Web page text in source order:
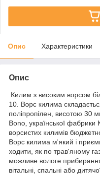
Опис Характеристики
Опис
Килим з високим ворсом
10. Ворс килима
поліпропілен, висотою 30
Bono, української фабрики
ворсистих килимів
Ворс килима м'який і
ходити, як по трав'яному
можливе вологе
вітальні, спальні або